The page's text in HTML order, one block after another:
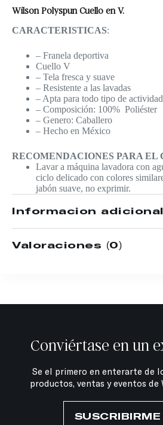
Wilson Polyspun Cuello en V.
CARACTERISTICAS:
– Franela deportiva
Cuello V
– Tela fresca y suave
– Resistente a las lavadas
– Apta para todo tipo de
– Composición: 100% Poliéster
– Genero: Caballero
– Hecho en México
RECOMENDACIONES PARA EL
Lavar a máquina lavadora con
ciclo delicado con colores
jabón suave, no exprimir.
Información adicional
Valoraciones (0)
Conviértase en un
Se el primero en enterarte de
productos, ventas y eventos de
SUSCRIBIRME